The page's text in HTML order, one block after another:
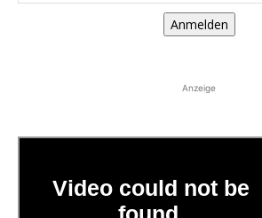
Anmelden
Anzeige